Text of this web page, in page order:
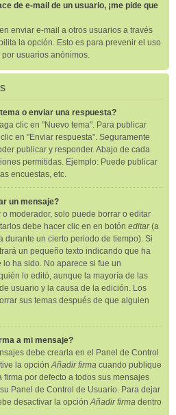
de e-mail de un usuario, ¡me pide que
enviar e-mail a otros usuarios a través
la opción. Esto es para prevenir el uso
usuarios anónimos.
o enviar una respuesta?
clic en "Nuevo tema". Para publicar
en "Enviar respuesta". Seguramente
publicar y responder. Abajo de cada
permitidas. Ejemplo: Puede publicar
encuestas, etc.
un mensaje?
moderador, solo puede borrar o editar
debe hacer clic en en botón editar(a
durante un cierto periodo de tiempo). Si
un pequeño texto indicando que ha
ha sido. No aparece si fue un
lo editó, aunque la mayoría de las
usuario y la causa de la edición. Los
sus temas después de que alguien
a mi mensaje?
debe crearla en el Panel de Control
la opciónAñadir firma cuando publique
por defecto a todos sus mensajes
Panel de Control de Usuario. Para dejar
desactivar la opciónAñadir firma dentro